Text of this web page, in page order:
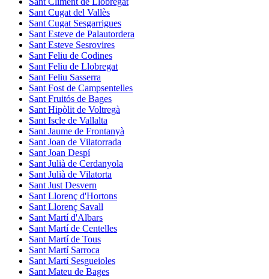
Sant Cugat del Vallès
Sant Cugat Sesgarrigues
Sant Esteve de Palautordera
Sant Esteve Sesrovires
Sant Feliu de Codines
Sant Feliu de Llobregat
Sant Feliu Sasserra
Sant Fost de Campsentelles
Sant Fruitós de Bages
Sant Hipòlit de Voltregà
Sant Iscle de Vallalta
Sant Jaume de Frontanyà
Sant Joan de Vilatorrada
Sant Joan Despí
Sant Julià de Cerdanyola
Sant Julià de Vilatorta
Sant Just Desvern
Sant Llorenç d'Hortons
Sant Llorenç Savall
Sant Martí d'Albars
Sant Martí de Centelles
Sant Martí de Tous
Sant Martí Sarroca
Sant Martí Sesgueioles
Sant Mateu de Bages